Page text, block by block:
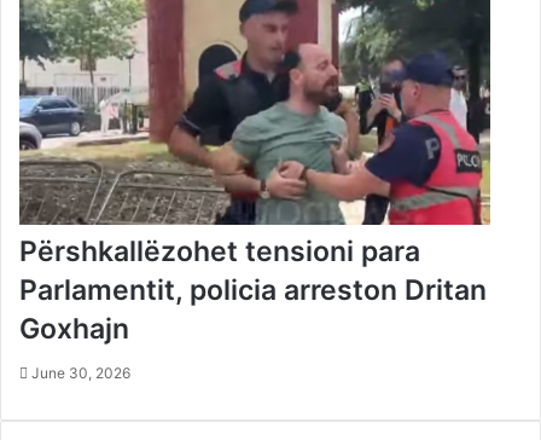
Përshkallëzohet tensioni para
Parlamentit, policia arreston Dritan
Goxhajn
June 30, 2026